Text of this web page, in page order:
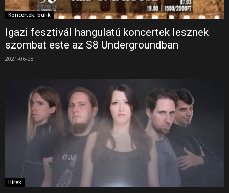
Koncertek, bulik
Igazi fesztivál hangulatú koncertek lesznek
szombat este az S8 Undergroundban
2021-06-28
Hírek